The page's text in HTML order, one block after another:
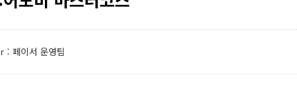
: 페이서 운영팀